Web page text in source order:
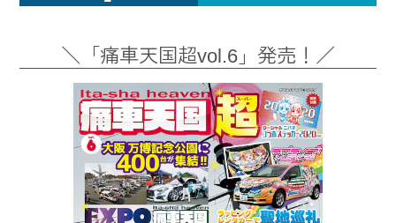
＼「痛車天国超vol.6」発売！／